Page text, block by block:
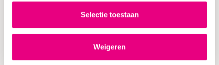
Selectie toestaan
Weigeren
beoordelen we jouw zaak en maken we de reële
verwachtingen duidelijk. Zo weet je altijd waar je aan toe
bent.
SCHADE EN VERZEKERING